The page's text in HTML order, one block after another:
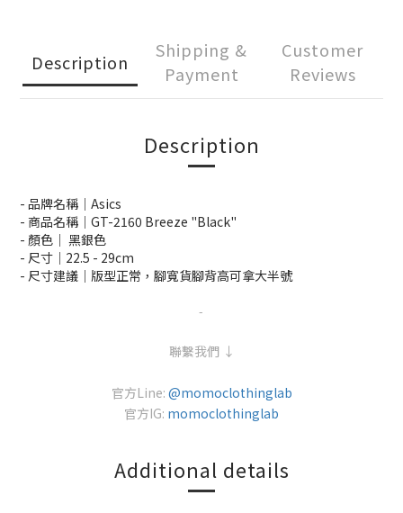
Description
Shipping &
Payment
Customer
Reviews
Description
- 品牌名稱｜Asics
- 商品名稱｜GT-2160 Breeze "Black"
- 顏色｜ 黑銀色
- 尺寸｜22.5 - 29cm
- 尺寸建議｜版型正常，腳寬貨腳背高可拿大半號
-
聯繫我們 ↓
官方Line: @momoclothinglab
官方IG: momoclothinglab
Additional details